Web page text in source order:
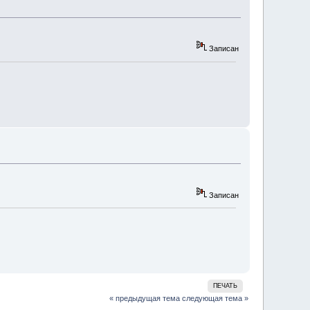
Записан
Записан
ПЕЧАТЬ
« предыдущая тема следующая тема »